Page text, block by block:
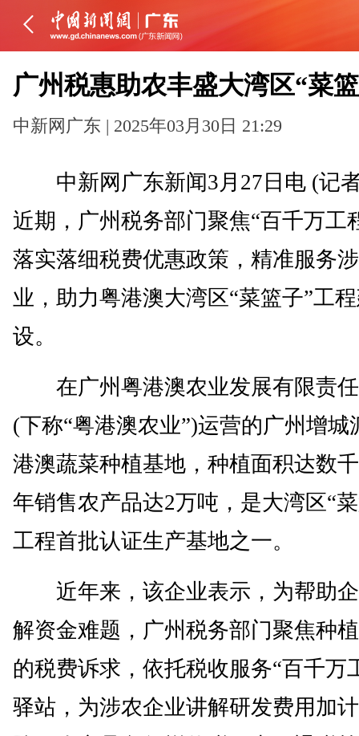
广州税惠助农丰盛大湾区“菜
中新网广东 | 2025年03月30日 21:29
中新网广东新闻3月27日电 (记
近期，广州税务部门聚焦“百千万工
落实落细税费优惠政策，精准服务
业，助力粤港澳大湾区“菜篮子”工
设。
在广州粤港澳农业发展有限责
(下称“粤港澳农业”)运营的广州增城
港澳蔬菜种植基地，种植面积达数
年销售农产品达2万吨，是大湾区“
工程首批认证生产基地之一。
近年来，该企业表示，为帮助
解资金难题，广州税务部门聚焦种
的税费诉求，依托税收服务“百千万
驿站，为涉农企业讲解研发费用加